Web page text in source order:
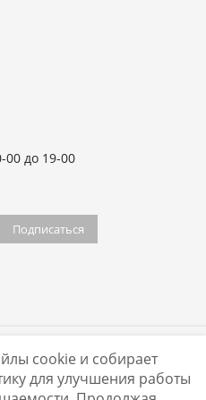
до 19-00
Подписаться
cookie и собирает
для улучшения работы